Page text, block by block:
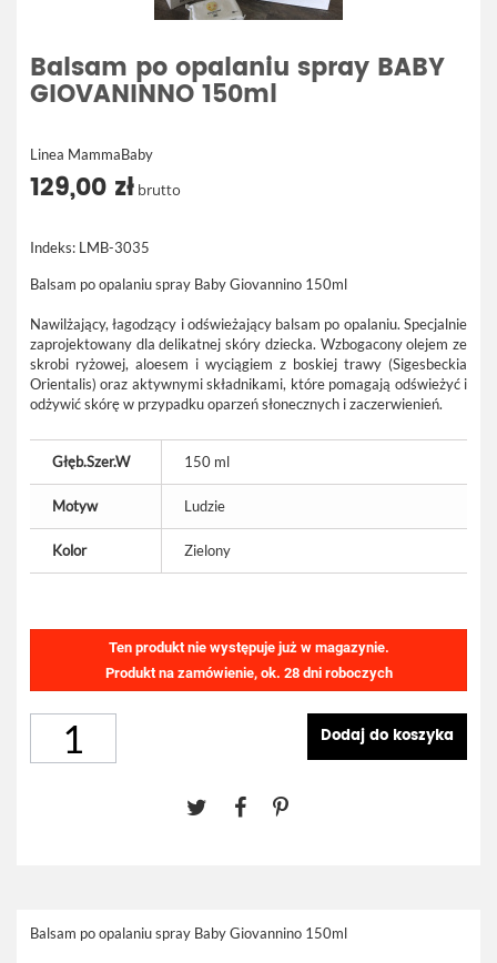
Balsam po opalaniu spray BABY
GIOVANINNO 150ml
Linea MammaBaby
129,00 zł brutto
Indeks: LMB-3035
Balsam po opalaniu spray Baby Giovannino 150ml
Nawilżający, łagodzący i odświeżający balsam po opalaniu. Specjalnie
zaprojektowany dla delikatnej skóry dziecka. Wzbogacony olejem ze
skrobi ryżowej, aloesem i wyciągiem z boskiej trawy (Sigesbeckia
Orientalis) oraz aktywnymi składnikami, które pomagają odświeżyć i
odżywić skórę w przypadku oparzeń słonecznych i zaczerwienień.
Głęb.Szer.W 150 ml
Motyw Ludzie
Kolor Zielony
Ten produkt nie występuje już w magazynie.
Produkt na zamówienie, ok. 28 dni roboczych
Dodaj do koszyka
Balsam po opalaniu spray Baby Giovannino 150ml